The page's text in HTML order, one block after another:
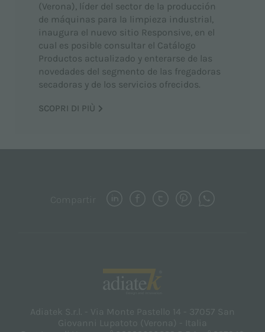
(Verona), líder del sector de la producción
de máquinas para la limpieza industrial,
inaugura el nuevo sitio Responsive, en el
cual es posible consultar el Catálogo
Productos actualizado y enterarse de las
novedades del segmento de las fregadoras
secadoras y de los servicios ofrecidos.
SCOPRI DI PIÙ